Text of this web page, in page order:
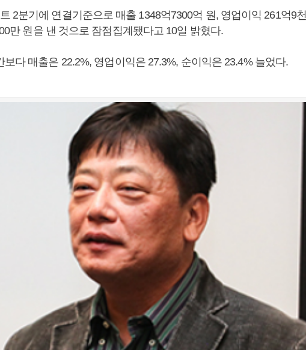
2분기에 연결기준으로 매출 1348억7300억 원, 영업이익 261억9
만 원을 낸 것으로 잠점집계됐다고 10일 밝혔다.
보다 매출은 22.2%, 영업이익은 27.3%, 순이익은 23.4% 늘었다.